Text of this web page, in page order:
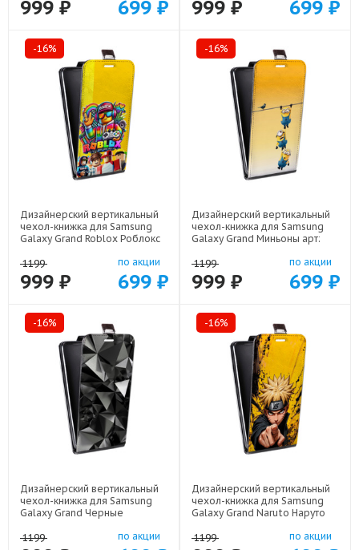
999 ₽ 699 ₽ 999 ₽ 699 ₽
-16%
Дизайнерский вертикальный
чехол-книжка для Samsung
Galaxy Grand Roblox Роблокс
1199
999 ₽
по акции
699 ₽
-16%
Дизайнерский вертикальный
чехол-книжка для Samsung
Galaxy Grand Миньоны арт:
1199
999 ₽
по акции
699 ₽
-16%
Дизайнерский вертикальный
чехол-книжка для Samsung
Galaxy Grand Черные
1199
по акции
-16%
Дизайнерский вертикальный
чехол-книжка для Samsung
Galaxy Grand Naruto Наруто
1199
по акции